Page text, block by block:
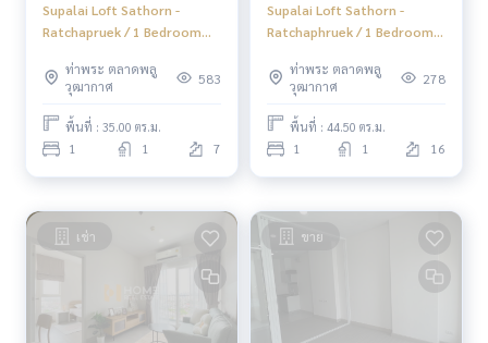
#HOMEREALESTATESERVICES
#นายหน้าที่จริงใจ #รับฝากขายอสังหา
#คอนโดใหม่ใกล้รถไฟฟ้า #คอนโดใกล้btsบางหว้า
#คอนโดใกล้Mrtบางหว้า #คอนโดราชพฤกษ์
Supalai Loft Sathorn -
Ratchapruek / 1 Bedroom
ลอฟท์ สาทร - ราชพฤกษ์ / 1 ห้อง
นอน (ขายพร้อมผู้เช่า)
MHOW369
ท่าพระ ตลาดพลู
วุฒากาศ
583
พื้นที่ : 35.00 ตร.ม.
1 1 7
Supalai Loft Sathorn -
Ratchaphruek / 1 Bedroom
สาทร - ราชพฤกษ์ / 1 ห้องนอน
(ขาย) MHOW683
ท่าพระ ตลาดพลู
วุฒากาศ
278
พื้นที่ : 44.50 ตร.ม.
1 1 16
เช่า ขาย